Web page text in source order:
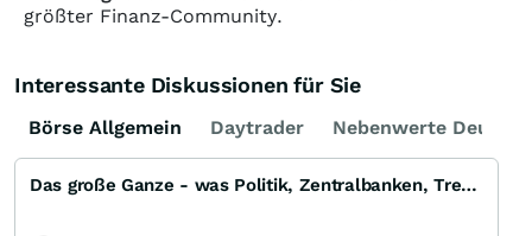
größter Finanz-Community.
Interessante Diskussionen für Sie
Börse Allgemein Daytrader Nebenwerte
Das große Ganze - was Politik, Zentralbanken, Trends, Medien und Gesellschaft mit Aktien, Rohstoffen